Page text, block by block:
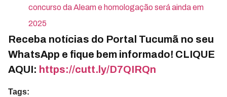
concurso da Aleam e homologação será ainda em
2025
Receba notícias do Portal Tucumã no seu
WhatsApp e fique bem informado! CLIQUE
AQUI: https://cutt.ly/D7QIRQn
Tags: